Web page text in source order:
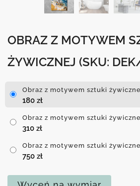
OBRAZ Z MOTYWEM
ŻYWICZNEJ (SKU:
Obraz z motywem sztuki
180 zł
Obraz z motywem sztuki
310 zł
Obraz z motywem sztuki
750 zł